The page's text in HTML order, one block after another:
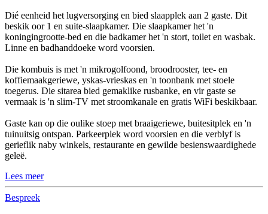
Dié eenheid het lugversorging en bied slaapplek aan 2 gaste. Dit
beskik oor 1 en suite-slaapkamer. Die slaapkamer het 'n
koningingrootte-bed en die badkamer het 'n stort, toilet en wasbak.
Linne en badhanddoeke word voorsien.
Die kombuis is met 'n mikrogolfoond, broodrooster, tee- en
koffiemaakgeriewe, yskas-vrieskas en 'n toonbank met stoele
toegerus. Die sitarea bied gemaklike rusbanke, en vir gaste se
vermaak is 'n slim-TV met stroomkanale en gratis WiFi beskikbaar.
Gaste kan op die oulike stoep met braaigeriewe, buitesitplek en 'n
tuinuitsig ontspan. Parkeerplek word voorsien en die verblyf is
gerieflik naby winkels, restaurante en gewilde besienswaardighede
geleë.
Lees meer
Bespreek